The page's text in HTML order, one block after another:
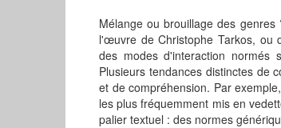
Mélange ou brouillage des
l'œuvre de Christophe Tarkos, ou
des modes d'interaction normés
Plusieurs tendances distinctes de
et de compréhension. Par
les plus fréquemment mis en
palier textuel : des normes